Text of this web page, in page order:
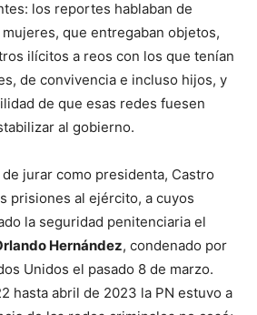
los reportes hablaban de
que entregaban objetos,
ilícitos a reos con los que tenían
de convivencia e incluso hijos, y
de que esas redes fuesen
al gobierno.
jurar como presidenta, Castro
prisiones al ejército, a cuyos
la seguridad penitenciaria el
Hernández, condenado por
Unidos el pasado 8 de marzo.
hasta abril de 2023 la PN estuvo a